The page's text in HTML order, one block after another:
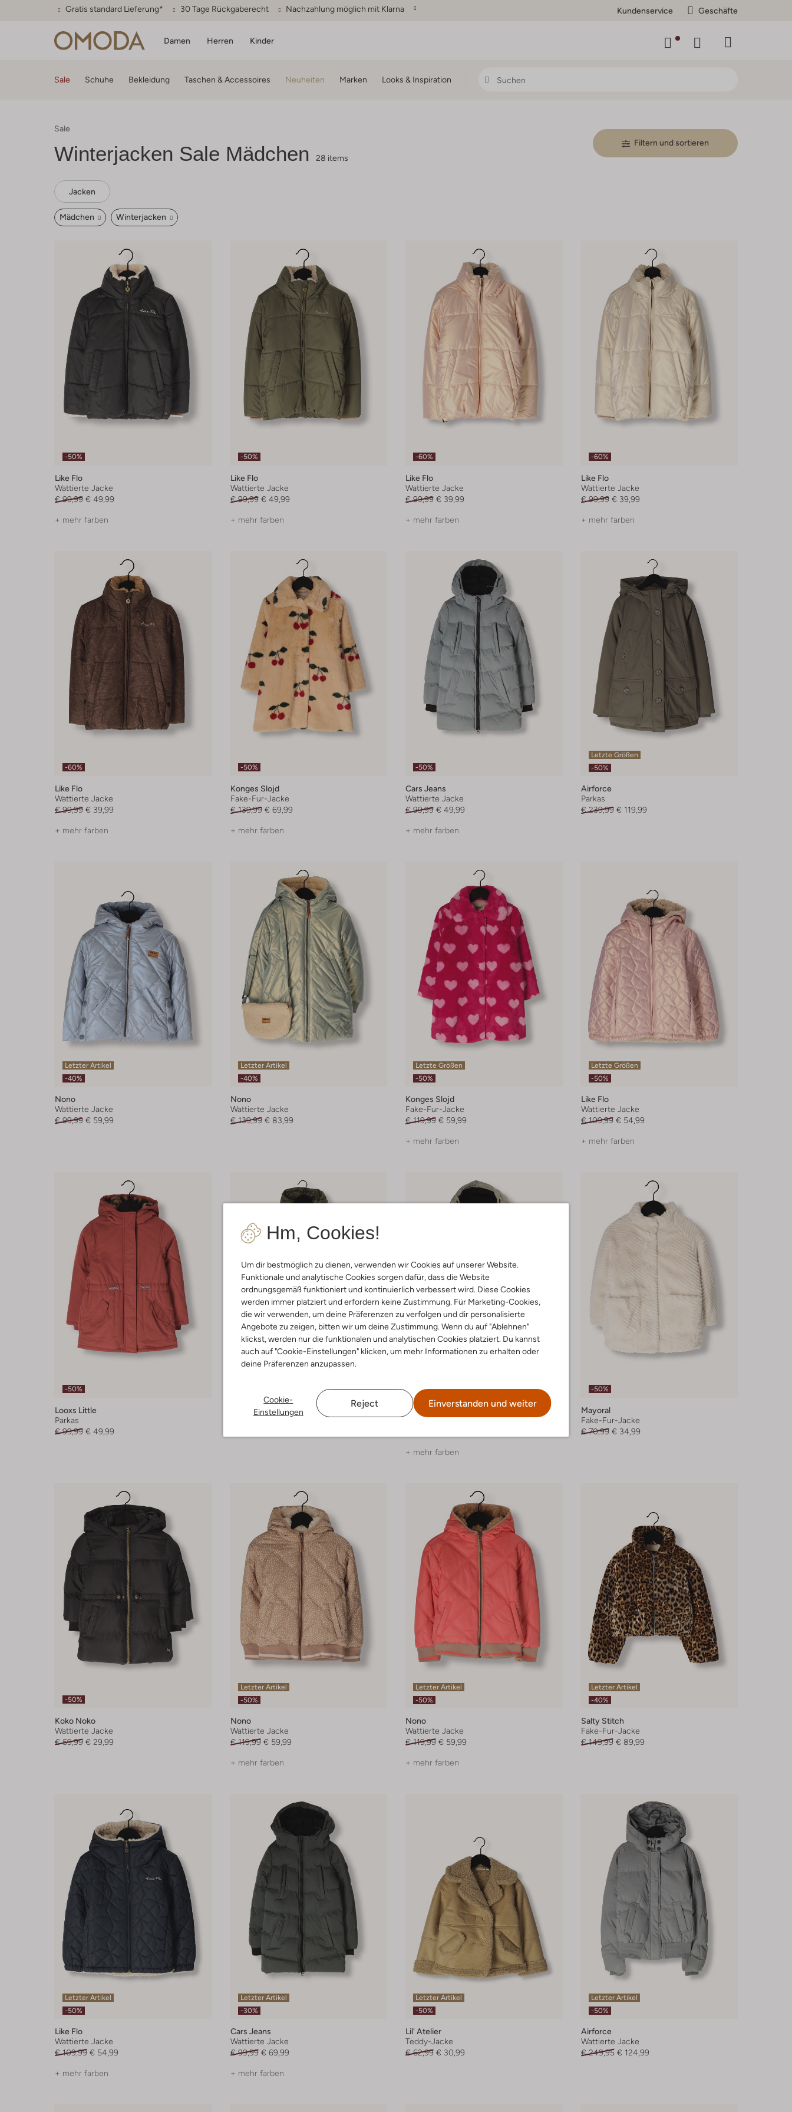
Gratis standard Lieferung* 30 Tage Rückgaberecht Nachzahlung möglich mit Klarna Kundenservice Geschäfte
Damen Herren Kinder
Hm, Cookies!
Um dir bestmöglich zu dienen, verwenden wir Cookies auf unserer Website.
Funktionale und analytische Cookies sorgen dafür, dass die Website
ordnungsgemäß funktioniert und kontinuierlich verbessert wird. Diese Cookies
werden immer platziert und erfordern keine Zustimmung. Für Marketing-Cookies,
die wir verwenden, um deine Präferenzen zu verfolgen und dir personalisierte
Angebote zu zeigen, bitten wir um deine Zustimmung. Wenn du auf "Ablehnen"
klickst, werden nur die funktionalen und analytischen Cookies platziert. Du kannst
auch auf "Cookie-Einstellungen" klicken, um mehr Informationen zu erhalten oder
deine Präferenzen anzupassen.
Cookie-
Einstellungen
Reject Einverstanden und weiter
Sale Schuhe Bekleidung Taschen & Accessoires Neuheiten Marken Looks & Inspiration
Sale
Winterjacken Sale Mädchen 28 items
Filtern und sortieren
Jacken
Mädchen Winterjacken
-50%
Like Flo
Wattierte Jacke
€ 99,99 € 49,99
+ mehr farben
-50%
Like Flo
Wattierte Jacke
€ 99,99 € 49,99
+ mehr farben
-60%
Like Flo
Wattierte Jacke
€ 99,99 € 39,99
+ mehr farben
-60%
Like Flo
Wattierte Jacke
€ 99,99 € 39,99
+ mehr farben
-60%
Like Flo
Wattierte Jacke
€ 99,99 € 39,99
+ mehr farben
-50%
Konges Slojd
Fake-Fur-Jacke
€ 139,99 € 69,99
+ mehr farben
-50%
Cars Jeans
Wattierte Jacke
€ 99,99 € 49,99
+ mehr farben
Letzte Größen
-50%
Airforce
Parkas
€ 239,99 € 119,99
Letzter Artikel
-40%
Nono
Wattierte Jacke
€ 99,99 € 59,99
Letzter Artikel
-40%
Nono
Wattierte Jacke
€ 139,99 € 83,99
Letzte Größen
-50%
Konges Slojd
Fake-Fur-Jacke
€ 119,99 € 59,99
+ mehr farben
Letzte Größen
-50%
Like Flo
Wattierte Jacke
€ 109,99 € 54,99
+ mehr farben
-50%
Looxs Little
Parkas
€ 99,99 € 49,99
Like Flo
-40%
Cars Jeans
Wattierte Jacke
+ mehr farben
-50%
Mayoral
Fake-Fur-Jacke
€ 70,99 € 34,99
-50%
Koko Noko
Wattierte Jacke
€ 59,99 € 29,99
Letzter Artikel
-50%
Nono
Wattierte Jacke
€ 119,99 € 59,99
+ mehr farben
Letzter Artikel
-50%
Nono
Wattierte Jacke
€ 119,99 € 59,99
+ mehr farben
Letzter Artikel
-40%
Salty Stitch
Fake-Fur-Jacke
€ 149,99 € 89,99
Letzter Artikel
-50%
Like Flo
Wattierte Jacke
€ 109,99 € 54,99
+ mehr farben
Letzter Artikel
-30%
Cars Jeans
Wattierte Jacke
€ 99,99 € 69,99
+ mehr farben
Letzter Artikel
-50%
Lil' Atelier
Teddy-Jacke
€ 62,99 € 30,99
Letzter Artikel
-50%
Airforce
Wattierte Jacke
€ 249,95 € 124,99